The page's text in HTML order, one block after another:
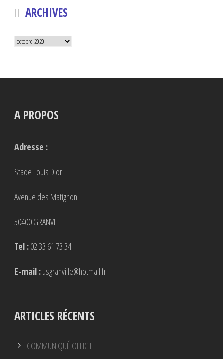
ARCHIVES
Archives
A PROPOS
Adresse :
Stade Louis Dior
Avenue des Matignon
50400 GRANVILLE
Tel :02 33 61 73 34
E-mail :usgranville@hotmail.fr
ARTICLES RÉCENTS
COMMUNIQUÉ OFFICIEL